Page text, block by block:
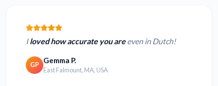
Iloved how accurate you areeven in Dutch!
GP Gemma P.
East Falmount, MA, USA